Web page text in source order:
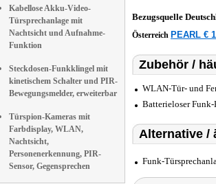
Kabellose Akku-Video-
Türsprechanlage mit
Nachtsicht und Aufnahme-
Funktion
Steckdosen-Funkklingel mit
kinetischem Schalter und PIR-
Bewegungsmelder, erweiterbar
Türspion-Kameras mit
Farbdisplay, WLAN,
Nachtsicht,
Personenerkennung, PIR-
Sensor, Gegensprechen
Bezugsquelle
Österreich PEARL €
Zubehör /
WLAN-Tür- und
Batterieloser
Alternative /
Funk-